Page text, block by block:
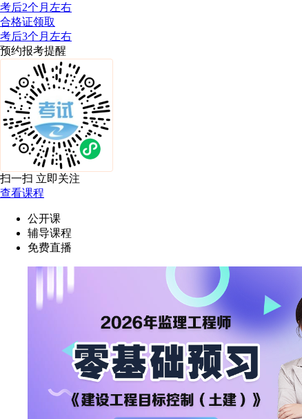
考后2个月左右
合格证领取
考后3个月左右
预约报考提醒
扫一扫 立即关注
查看课程
公开课
辅导课程
免费直播